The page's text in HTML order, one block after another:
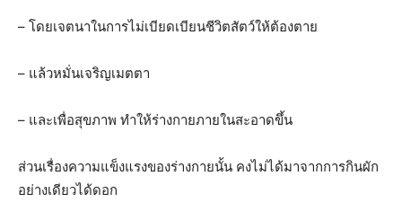
– โดยเจตนาในการไม่เบียดเบียนชีวิตสัตว์ให้ต้องตาย
– แล้วหมั่นเจริญเมตตา
– และเพื่อสุขภาพ ทำให้ร่างกายภายในสะอาดขึ้น
ส่วนเรื่องความแข็งแรงของร่างกายนั้น คงไม่ได้มาจากการกินผัก
อย่างเดียวได้ดอก